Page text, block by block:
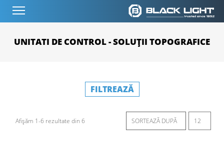
UNITATI DE CONTROL - SOLUȚII TOPOGRAFICE
FILTREAZĂ
Afișăm 1-6 rezultate din 6